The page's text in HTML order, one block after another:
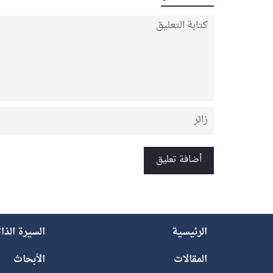
الرئيسية السيرة
المقالات
الأبحاث